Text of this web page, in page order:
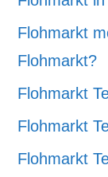
Flohmarkt
Flohmarkt?
Flohmarkt
Flohmarkt
Flohmarkt